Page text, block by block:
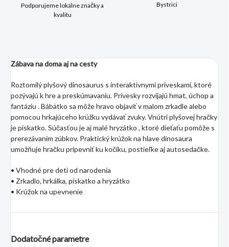
Podporujeme lokálne značky a
kvalitu
Bystrici
Zábava na doma aj na cesty
Roztomilý plyšový dinosaurus s interaktívnymi príveskami, ktoré
pozývajú k hre a preskúmavaniu. Prívesky rozvíjajú hmat, úchop a
fantáziu . Bábätko sa môže hravo objaviť v malom zrkadle alebo
pomocou hrkajúceho krúžku vydávať zvuky. Vnútri plyšovej hračky
je pískatko. Súčasťou je aj malé hryzátko , ktoré dieťaťu pomôže s
prerezávaním zúbkov. Praktický krúžok na hlave dinosaura
umožňuje hračku pripevniť ku kočíku, postieľke aj autosedačke.
• Vhodné pre deti od narodenia
• Zrkadlo, hrkálka, pískatko a hryzátko
• Krúžok na upevnenie
Dodatočné parametre